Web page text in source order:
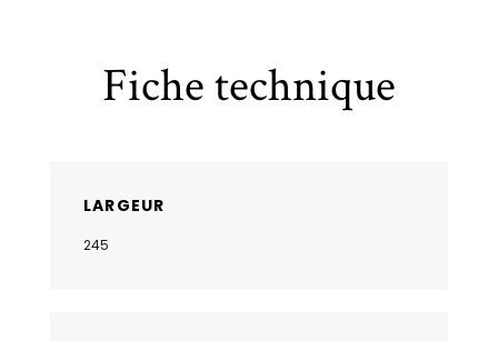
Fiche technique
LARGEUR
245